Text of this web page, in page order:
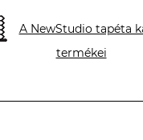
A NewStudio tapéta
termékei